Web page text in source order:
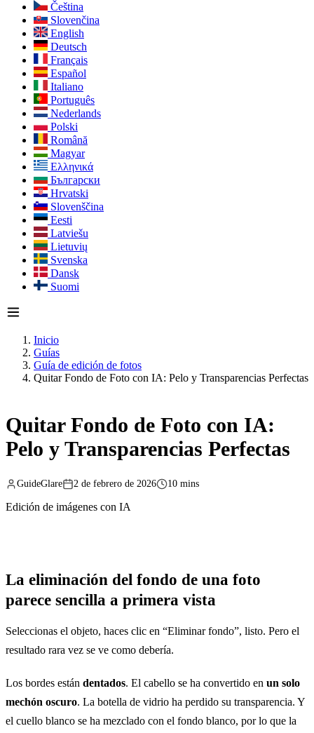
Čeština
Slovenčina
English
Deutsch
Français
Español
Italiano
Português
Nederlands
Polski
Română
Magyar
Ελληνικά
Български
Hrvatski
Slovenščina
Eesti
Latviešu
Lietuvių
Svenska
Dansk
Suomi
Inicio
Guías
Guía de edición de fotos
Quitar Fondo de Foto con IA: Pelo y Transparencias Perfectas
Quitar Fondo de Foto con IA:
Pelo y Transparencias Perfectas
GuideGlare 2 de febrero de 2026 10 mins
Edición de imágenes con IA
La eliminación del fondo de una foto
parece sencilla a primera vista
Seleccionas el objeto, haces clic en “Eliminar fondo”, listo. Pero el
resultado rara vez se ve como debería.
Los bordes están dentados. El cabello se ha convertido en un solo
mechón oscuro. La botella de vidrio ha perdido su transparencia. Y
el cuello blanco se ha mezclado con el fondo blanco, por lo que la